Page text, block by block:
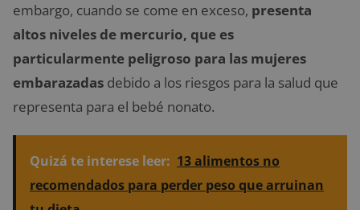
embargo, cuando se come en exceso, presenta
altos niveles de mercurio, que es
particularmente peligroso para las mujeres
embarazadas debido a los riesgos para la salud que
representa para el bebé nonato.
Quizá te interese leer: 13 alimentos no
recomendados para perder peso que arruinan